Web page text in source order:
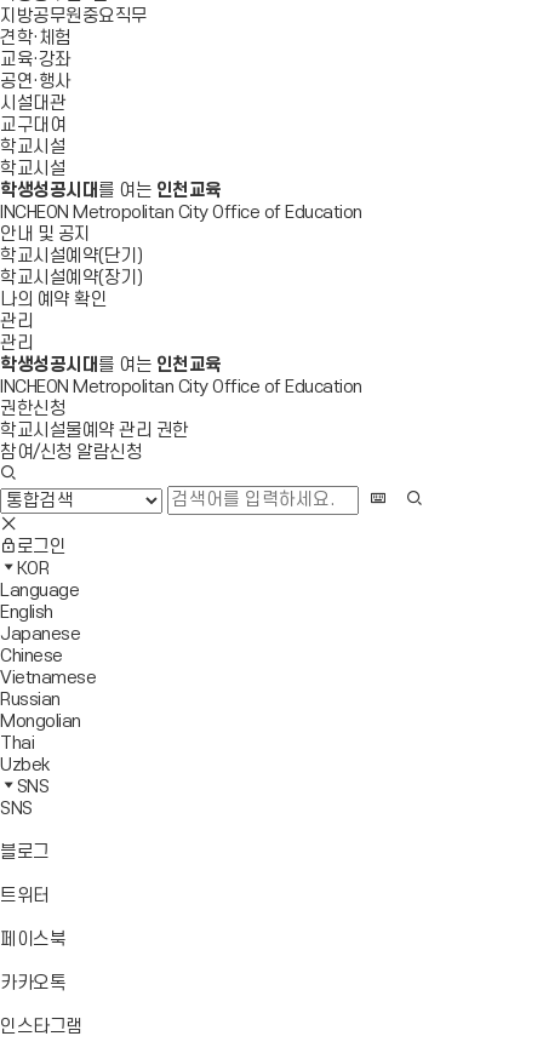
지방공무원중요직무
견학·체험
교육·강좌
공연·행사
시설대관
교구대여
학교시설
학교시설
학생성공시대 를 여는 인천교육
INCHEON Metropolitan City Office of Education
안내 및 공지
학교시설예약(단기)
학교시설예약(장기)
나의 예약 확인
관리
관리
학생성공시대 를 여는 인천교육
INCHEON Metropolitan City Office of Education
권한신청
학교시설물예약 관리 권한
참여/신청 알람신청
검
색
창
열
기
검
검
색
영
역
닫
기
사
이
트
맵
이
동
모
바
일
메
뉴
열
기
전
체
메
뉴
로그인
KOR
Language
English
Japanese
Chinese
Vietnamese
Russian
Mongolian
Thai
Uzbek
SNS
SNS
블로그
트위터
가
페이스북바
가
카카오톡바
가
인스타그램